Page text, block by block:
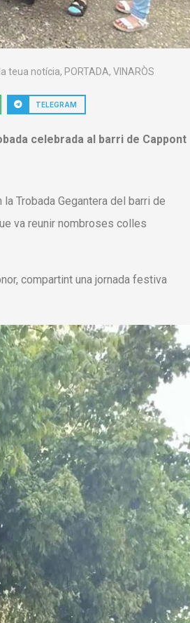
teua notícia, PORTADA, VINARÒS
TELEGRAM
celebrada al barri de Cappont
Trobada Gegantera del barri de
va reunir nombroses colles
compartint una jornada festiva